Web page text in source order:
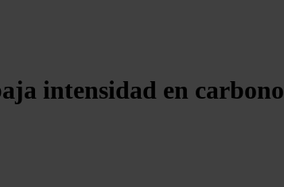
intensidad en carbono